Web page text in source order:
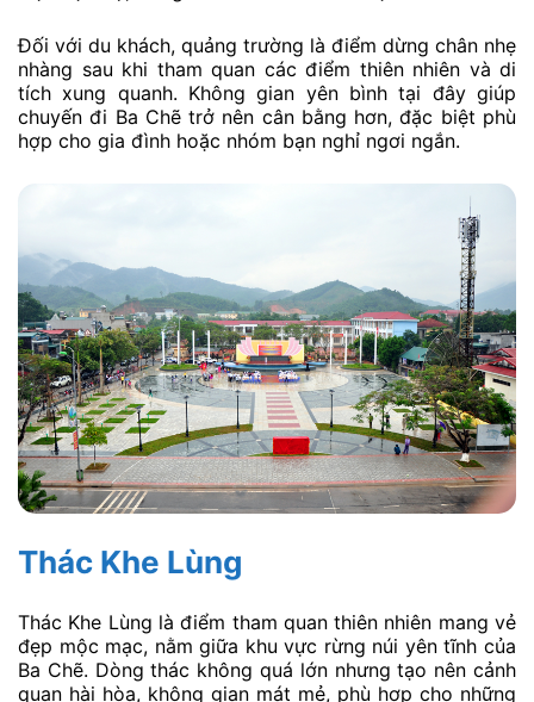
Đối với du khách, quảng trường là điểm dừng chân nhẹ
nhàng sau khi tham quan các điểm thiên nhiên và di
tích xung quanh. Không gian yên bình tại đây giúp
chuyến đi Ba Chẽ trở nên cân bằng hơn, đặc biệt phù
hợp cho gia đình hoặc nhóm bạn nghỉ ngơi ngắn.
Thác Khe Lùng
Thác Khe Lùng là điểm tham quan thiên nhiên mang vẻ
đẹp mộc mạc, nằm giữa khu vực rừng núi yên tĩnh của
Ba Chẽ. Dòng thác không quá lớn nhưng tạo nên cảnh
quan hài hòa, không gian mát mẻ, phù hợp cho những